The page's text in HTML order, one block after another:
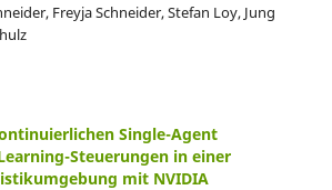
Freyja Schneider, Stefan Loy, Jung
Single-Agent
Steuerungen in einer
mit NVIDIA